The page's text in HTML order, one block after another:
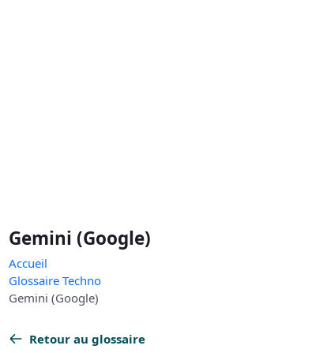
Gemini (Google)
Accueil
Glossaire Techno
Gemini (Google)
Retour au glossaire